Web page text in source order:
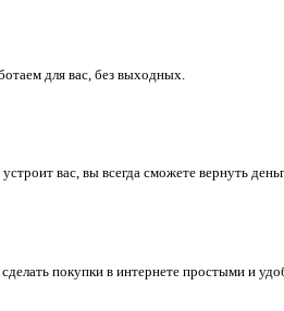
для вас, без выходных.
вас, вы всегда сможете вернуть
покупки в интернете простыми и